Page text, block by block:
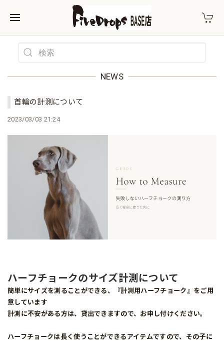
NEWS
首輪の計測について
2023/03/03 21:24
ハーフチョークのサイズ計測について
簡単にサイズを測ることができる、『計測用ハーフチョーク』をご用
意しています
計測に不安がある方は、貸出できますので、お申し付けください。
ハーフチョークは長く使うことができるアイテムですので、その子に